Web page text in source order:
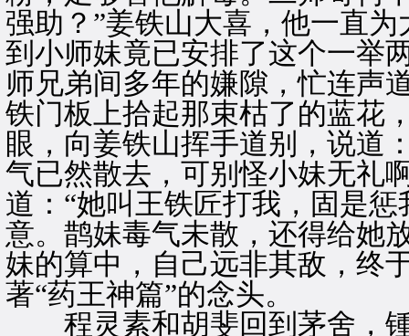
强助？”姜铁山大喜，他一直
到小师妹竟已安排了这个一举
师兄弟间多年的嫌隙，忙连声
铁门板上拾起那束枯了的蓝花
眼，向姜铁山挥手道别，说道
气已然散去，可别怪小妹无礼
道：“她叫王铁匠打我，固是
意。鹊妹毒气未散，还得给她
妹的算中，自己远非其敌，终
著“药王神篇”的念头。
程灵素和胡斐回到茅舍，锺